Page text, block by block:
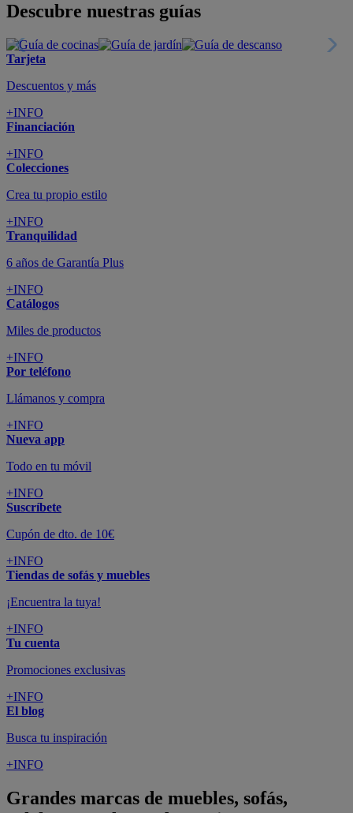
Descubre nuestras guías
Tarjeta
Descuentos y más
+INFO
Financiación
+INFO
Colecciones
Crea tu propio estilo
+INFO
Tranquilidad
6 años de Garantía Plus
+INFO
Catálogos
Miles de productos
+INFO
Por teléfono
Llámanos y compra
+INFO
Nueva app
Todo en tu móvil
+INFO
Suscríbete
Cupón de dto. de 10€
+INFO
Tiendas de sofás y muebles
¡Encuentra la tuya!
+INFO
Tu cuenta
Promociones exclusivas
+INFO
El blog
Busca tu inspiración
+INFO
Grandes marcas de muebles, sofás,